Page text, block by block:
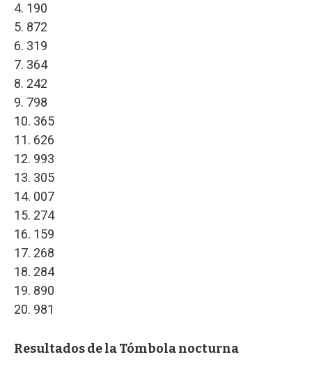
4. 190
5. 872
6. 319
7. 364
8. 242
9. 798
10. 365
11. 626
12. 993
13. 305
14. 007
15. 274
16. 159
17. 268
18. 284
19. 890
20. 981
Resultados de la Tómbola nocturna